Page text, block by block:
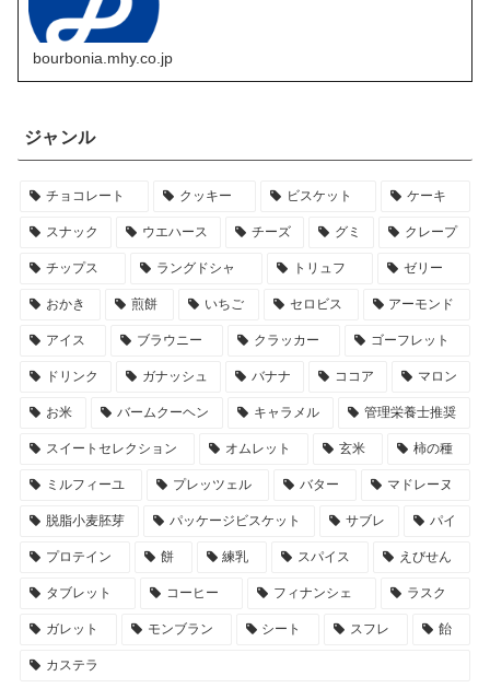
bourbonia.mhy.co.jp
ジャンル
チョコレート クッキー ビスケット ケーキ
スナック ウエハース チーズ グミ クレープ
チップス ラングドシャ トリュフ ゼリー
おかき 煎餅 いちご セロビス アーモンド
アイス ブラウニー クラッカー ゴーフレット
ドリンク ガナッシュ バナナ ココア マロン
お米 バームクーヘン キャラメル 管理栄養士推奨
スイートセレクション オムレット 玄米 柿の種
ミルフィーユ プレッツェル バター マドレーヌ
脱脂小麦胚芽 パッケージビスケット サブレ パイ
プロテイン 餅 練乳 スパイス えびせん
タブレット コーヒー フィナンシェ ラスク
ガレット モンブラン シート スフレ 飴
カステラ